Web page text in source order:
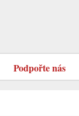
Podpořte nás